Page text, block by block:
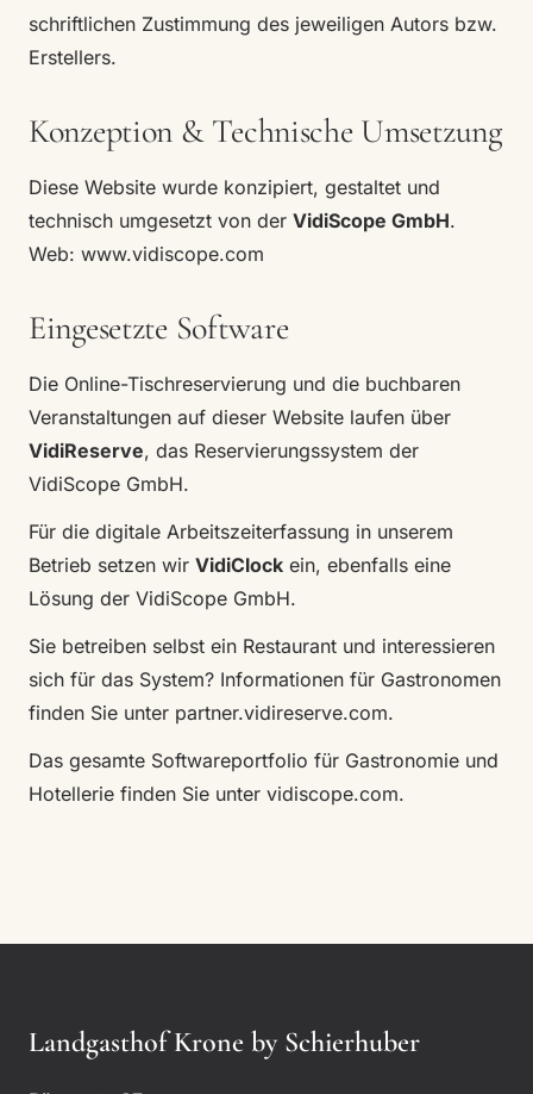
schriftlichen Zustimmung des jeweiligen Autors bzw.
Erstellers.
Konzeption & Technische Umsetzung
Diese Website wurde konzipiert, gestaltet und
technisch umgesetzt von der VidiScope GmbH.
Web: www.vidiscope.com
Eingesetzte Software
Die Online-Tischreservierung und die buchbaren
Veranstaltungen auf dieser Website laufen über
VidiReserve, das Reservierungssystem der
VidiScope GmbH.
Für die digitale Arbeitszeiterfassung in unserem
Betrieb setzen wir VidiClock ein, ebenfalls eine
Lösung der VidiScope GmbH.
Sie betreiben selbst ein Restaurant und interessieren
sich für das System? Informationen für Gastronomen
finden Sie unter partner.vidireserve.com.
Das gesamte Softwareportfolio für Gastronomie und
Hotellerie finden Sie unter vidiscope.com.
Landgasthof Krone by Schierhuber